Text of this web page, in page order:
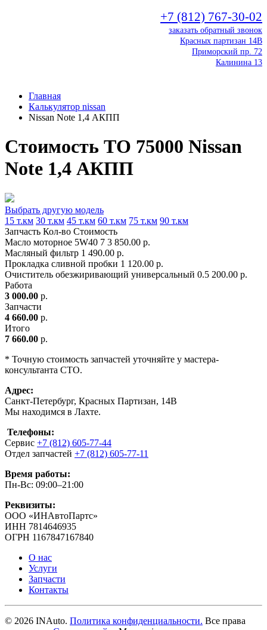
+7 (812) 767-30-02
заказать обратный звонок
Красных партизан 14В
Приморский пр. 72
Калинина 13
Главная
Калькулятор nissan
Nissan Note 1,4 АКПП
Стоимость ТО 75000 Nissan
Note 1,4 АКПП
Выбрать другую модель
15 т.км 30 т.км 45 т.км 60 т.км 75 т.км 90 т.км
Запчасть Кол-во Стоимость
Масло моторное 5W40 7 3 850.00 р.
Масляный фильтр 1 490.00 р.
Прокладка сливной пробки 1 120.00 р.
Очиститель обезжиривающий универсальный 0.5 200.00 р.
Работа
3 000.00 р.
Запчасти
4 660.00 р.
Итого
7 660.00 р.
* Точную стоимость запчастей уточняйте у мастера-
консультанта СТО.
Адрес:
Санкт-Петербург, Красных Партизан, 14В
Мы находимся в Лахте.
Телефоны:
Сервис +7 (812) 605-77-44
Отдел запчастей +7 (812) 605-77-11
Время работы:
Пн-Вс: 09:00–21:00
Реквизиты:
ООО «ИНАвтоПартс»
ИНН 7814646935
ОГРН 1167847167840
О нас
Услуги
Запчасти
Контакты
© 2026 INAuto. Политика конфиденциальности. Все права